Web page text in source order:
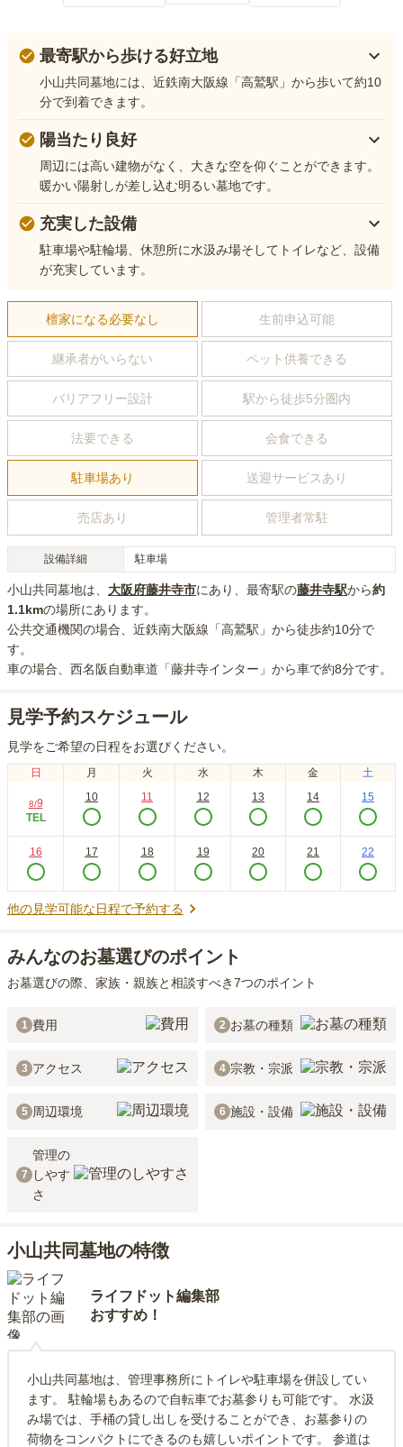
最寄駅から歩ける好立地
小山共同墓地には、近鉄南大阪線「高鷲駅」から歩いて約10
分で到着できます。
陽当たり良好
周辺には高い建物がなく、大きな空を仰ぐことができます。
暖かい陽射しが差し込む明るい墓地です。
充実した設備
駐車場や駐輪場、休憩所に水汲み場そしてトイレなど、設備
が充実しています。
檀家になる必要なし 生前申込可能
継承者がいらない ペット供養できる
バリアフリー設計 駅から徒歩5分圏内
法要できる 会食できる
駐車場あり 送迎サービスあり
売店あり 管理者常駐
設備詳細 駐車場
小山共同墓地は、 大阪府藤井寺市にあり 、最寄駅の藤井寺駅から約
1.1kmの場所にあり ます。
公共交通機関の場合、近鉄南大阪線「高鷲駅」から徒歩約10分で
す。
車の場合、西名阪自動車道「藤井寺インター」から車で約8分です。
見学予約スケジュール
見学をご希望の日程をお選びください。
日 月 火 水 木 金 土
8/9
TEL
10 11 12 13 14 15
16 17 18 19 20 21 22
他の見学可能な日程で予約する
みんなのお墓選びのポイント
お墓選びの際、家族・親族と相談すべき7つのポイント
1 費用 2 お墓の種類
3 アクセス 4 宗教・宗派
5 周辺環境 6 施設・設備
7
管理の
しやす
さ
小山共同墓地の特徴
ライフドット編集部
おすすめ！
小山共同墓地は、管理事務所にトイレや駐車場を併設してい
ます。 駐輪場もあるので自転車でお墓参りも可能です。 水汲
み場では、手桶の貸し出しを受けることができ、お墓参りの
荷物をコンパクトにできるのも嬉しいポイントです。 参道は